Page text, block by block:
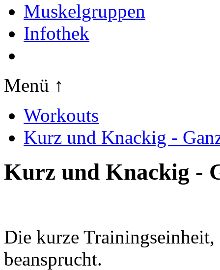
Muskelgruppen
Infothek
Menü ↑
Workouts
Kurz und Knackig -
Kurz und Knackig -
Die kurze
beansprucht.